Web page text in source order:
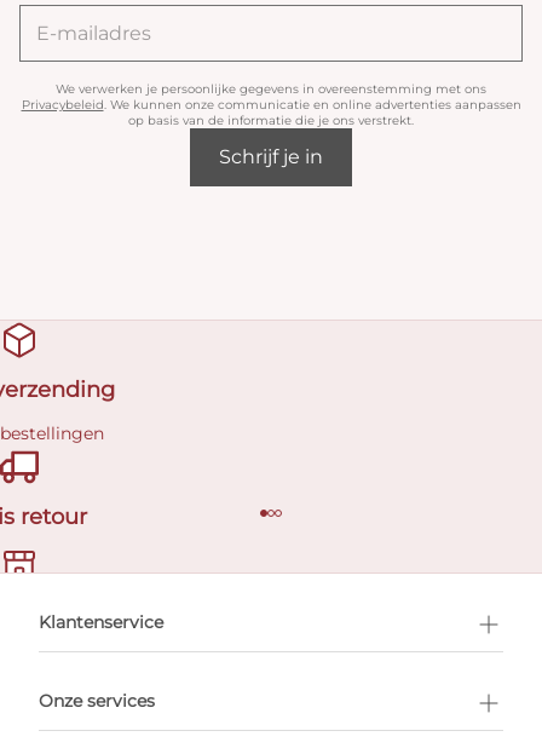
We verwerken je persoonlijke gegevens in overeenstemming met ons
Privacybeleid. We kunnen onze communicatie en online advertenties aanpassen
op basis van de informatie die je ons verstrekt.
Schrijf je in
retour
afspraak
Klantenservice
Onze services